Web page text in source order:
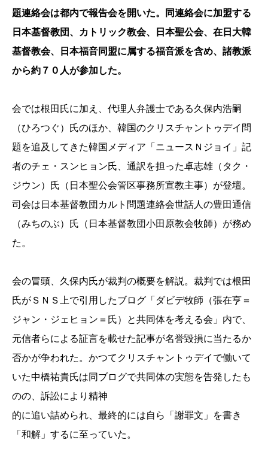
題連絡会は都内で報告会を開いた。同連絡会に加盟する
日本基督教団、カトリック教会、日本聖公会、在日大韓
基督教会、日本福音同盟に属する福音派を含め、諸教派
から約７０人が参加した。
会では根田氏に加え、代理人弁護士である久保内浩嗣
（ひろつぐ）氏のほか、韓国のクリスチャントゥデイ問
題を追及してきた韓国メディア「ニュースＮジョイ」記
者のチェ・スンヒョン氏、通訳を担った卓志雄（タク・
ジウン）氏（日本聖公会管区事務所宣教主事）が登壇。
司会は日本基督教団カルト問題連絡会世話人の豊田通信
（みちのぶ）氏（日本基督教団小田原教会牧師）が務め
た。
会の冒頭、久保内氏が裁判の概要を解説。裁判では根田
氏がＳＮＳ上で引用したブログ「ダビデ牧師（張在亨＝
ジャン・ジェヒョン＝氏）と共同体を考える会」内で、
元信者らによる証言を載せた記事が名誉毀損に当たるか
否かが争われた。かつてクリスチャントゥデイで働いて
いた中橋祐貴氏は同ブログで共同体の実態を告発したも
のの、訴訟により精神
的に追い詰められ、最終的には自ら「謝罪文」を書き
「和解」するに至っていた。